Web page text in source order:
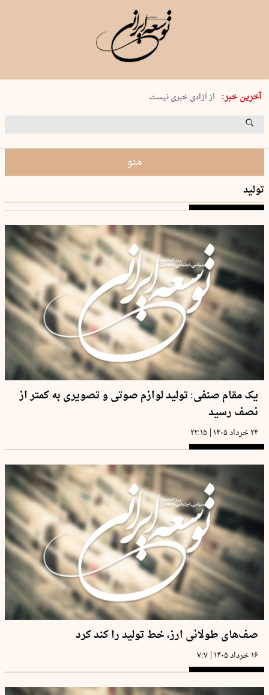
آخرین خبر:
یکشنبه 18 مرداد 1405 شماره 2245
از آزادی خبری نیست
۸۸۸ نفر سال گذشته بر اثر غرق‌شدگی جان …
منو
تولید
یک مقام صنفی: تولید لوازم صوتی و تصویری به کمتر از
نصف رسید
۲۴ خرداد ۱۴۰۵ | ۲۲:۱۵
صف‌های طولانی ارز، خط تولید را کند کرد
۱۶ خرداد ۱۴۰۵ | ۷:۷